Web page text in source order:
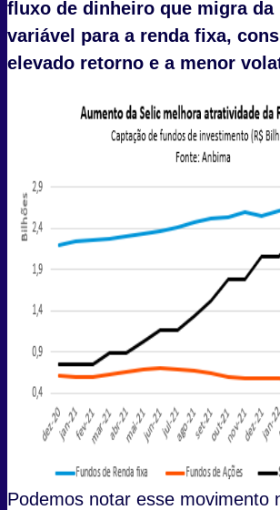
fluxo de dinheiro que migra da
variável para a renda fixa,
elevado retorno e a menor
Podemos notar esse movimento